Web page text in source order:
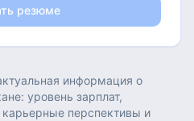
резюме
информация о
: уровень зарплат,
карьерные перспективы и